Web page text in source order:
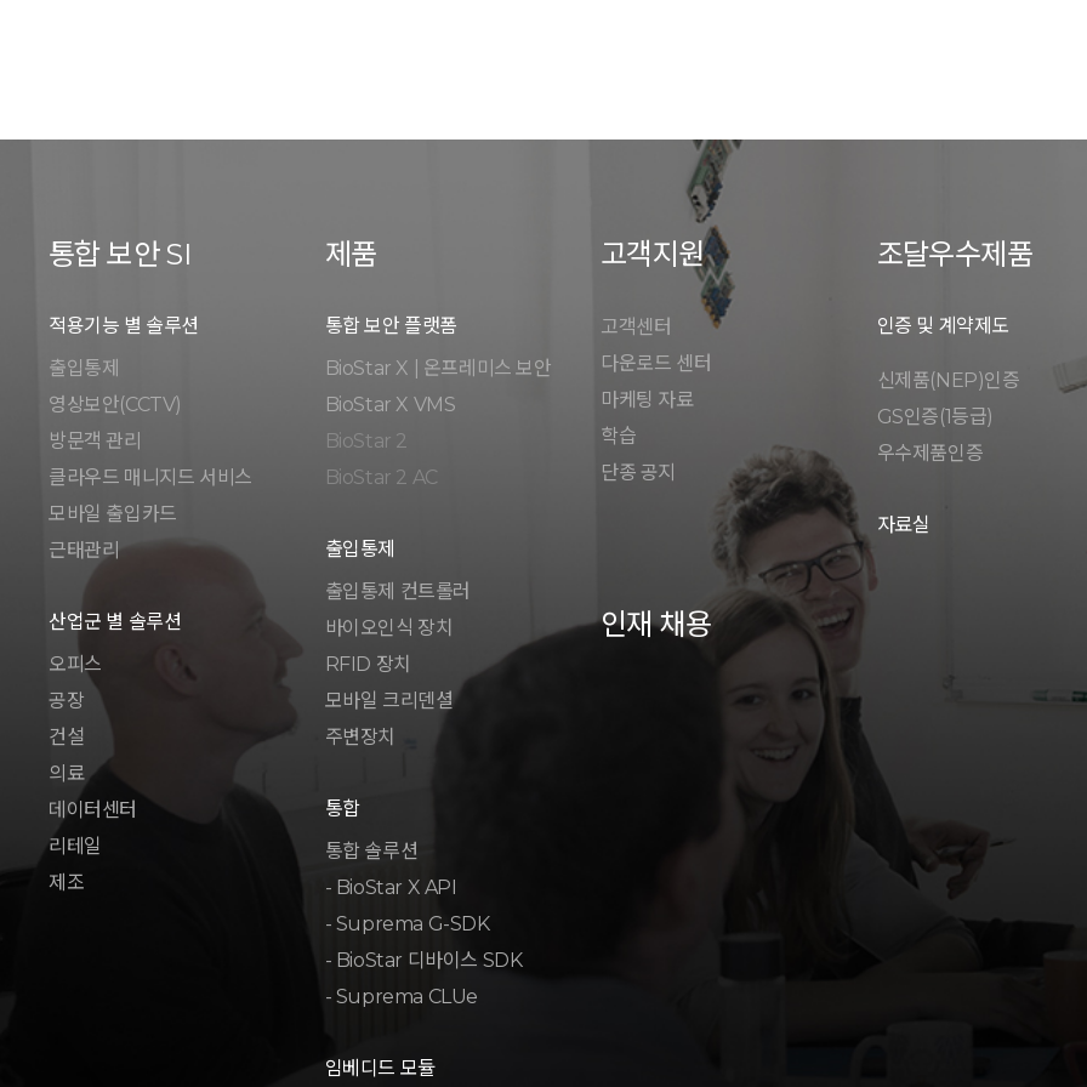
통합 보안 SI
적용기능 별 솔루션
출입통제
영상보안(CCTV)
방문객 관리
클라우드 매니지드 서비스
모바일 출입카드
근태관리
산업군 별 솔루션
오피스
공장
건설
의료
데이터센터
리테일
제조
제품
통합 보안 플랫폼
BioStar X | 온프레미스 보안
BioStar X VMS
BioStar 2
BioStar 2 AC
출입통제
출입통제 컨트롤러
바이오인식 장치
RFID 장치
모바일 크리덴셜
주변장치
통합
통합 솔루션
- BioStar X API
- Suprema G-SDK
- BioStar 디바이스 SDK
- Suprema CLUe
임베디드 모듈
고객지원
고객센터
다운로드 센터
마케팅 자료
학습
단종 공지
조달우수제품
인증 및 계약제도
신제품(NEP)인증
GS인증(1등급)
우수제품인증
자료실
인재 채용